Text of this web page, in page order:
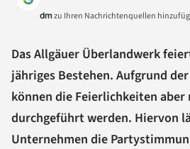
dmzu Ihren Nachrichtenquellen
Das Allgäuer Überlandwerk
jähriges Bestehen. Aufgrund
können die Feierlichkeiten
durchgeführt werden. Hiervon
Unternehmen die